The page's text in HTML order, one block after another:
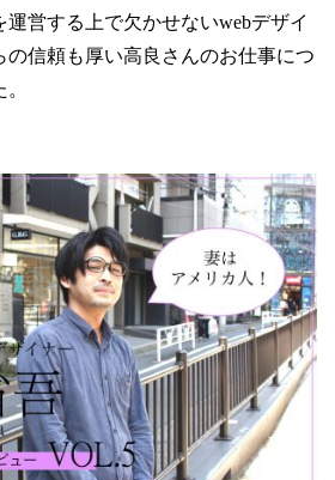
営する上で欠かせないwebデザイ
の信頼も厚い高良さんのお仕事につ